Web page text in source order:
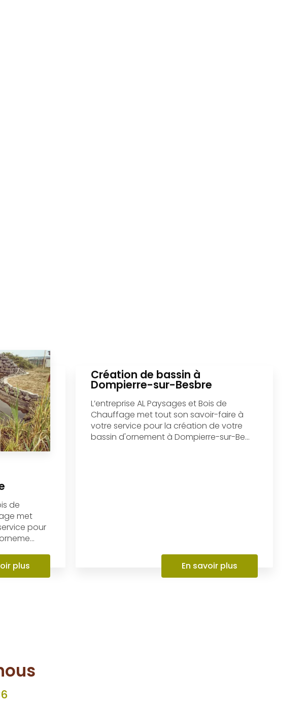
de
met
pour
plus
Création de bassin à
Dompierre-sur-Besbre
L’entreprise AL Paysages et Bois de
Chauffage met tout son savoir-faire à
votre service pour la création de votre
bassin d'ornement à Dompierre-sur-Be...
En savoir plus